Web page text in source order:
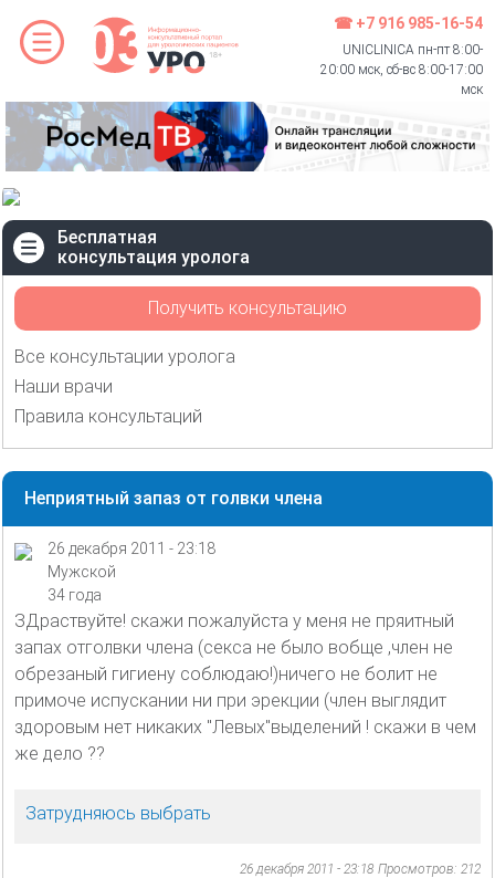
☎ +7 916 985-16-54
UNICLINICA пн-пт 8:00-
20:00 мск, сб-вс 8:00-17:00
мск
Бесплатная
консультация уролога
Получить консультацию
Все консультации уролога
Наши врачи
Правила консультаций
Неприятный запаз от голвки члена
26 декабря 2011 - 23:18
Мужской
34 года
ЗДраствуйте! скажи пожалуйста у меня не пряитный
запах отголвки члена (секса не было вобще ,член не
обрезаный гигиену соблюдаю!)ничего не болит не
примоче испускании ни при эрекции (член выглядит
здоровым нет никаких "Левых"выделений ! скажи в чем
же дело ??
Затрудняюсь выбрать
26 декабря 2011 - 23:18 Просмотров: 212